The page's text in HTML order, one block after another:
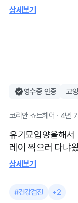
기관지염 예방접종
제를 서비스로 먹여
고도 서비스로 발
도 항상 여기서 구
먹이는 날을 항상
비스(예방 접종일
상세보기
영수증 인증 고
코리안 쇼트헤어 · 4년
유기묘입양을해서
레이 찍으러 다냐
살명해주시고 걱
데 설명을 듣다보
중입니다 언제나
상세보기
#건강검진 +2